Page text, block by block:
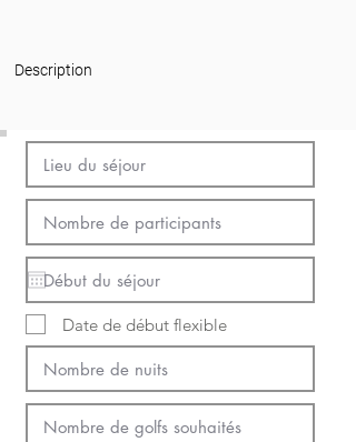
Description
Date de début flexible